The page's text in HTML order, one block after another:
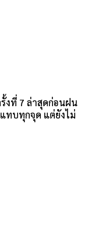
งที่ 7 ล่าสุดก่อนฝน
ทบทุกจุด แต่ยังไม่